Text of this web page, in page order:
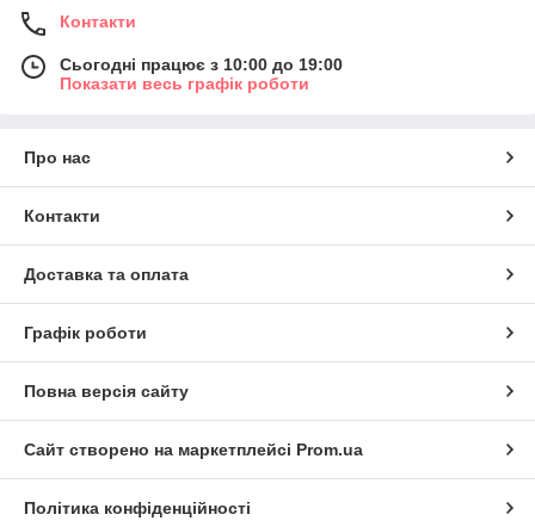
Контакти
Сьогодні працює з 10:00 до 19:00
Показати весь графік роботи
Про нас
Контакти
Доставка та оплата
Графік роботи
Повна версія сайту
Сайт створено на маркетплейсі Prom.ua
Політика конфіденційності